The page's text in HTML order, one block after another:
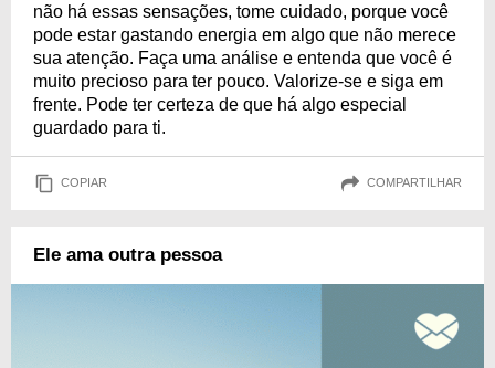
não há essas sensações, tome cuidado, porque você
pode estar gastando energia em algo que não merece
sua atenção. Faça uma análise e entenda que você é
muito precioso para ter pouco. Valorize-se e siga em
frente. Pode ter certeza de que há algo especial
guardado para ti.
COPIAR COMPARTILHAR
Ele ama outra pessoa